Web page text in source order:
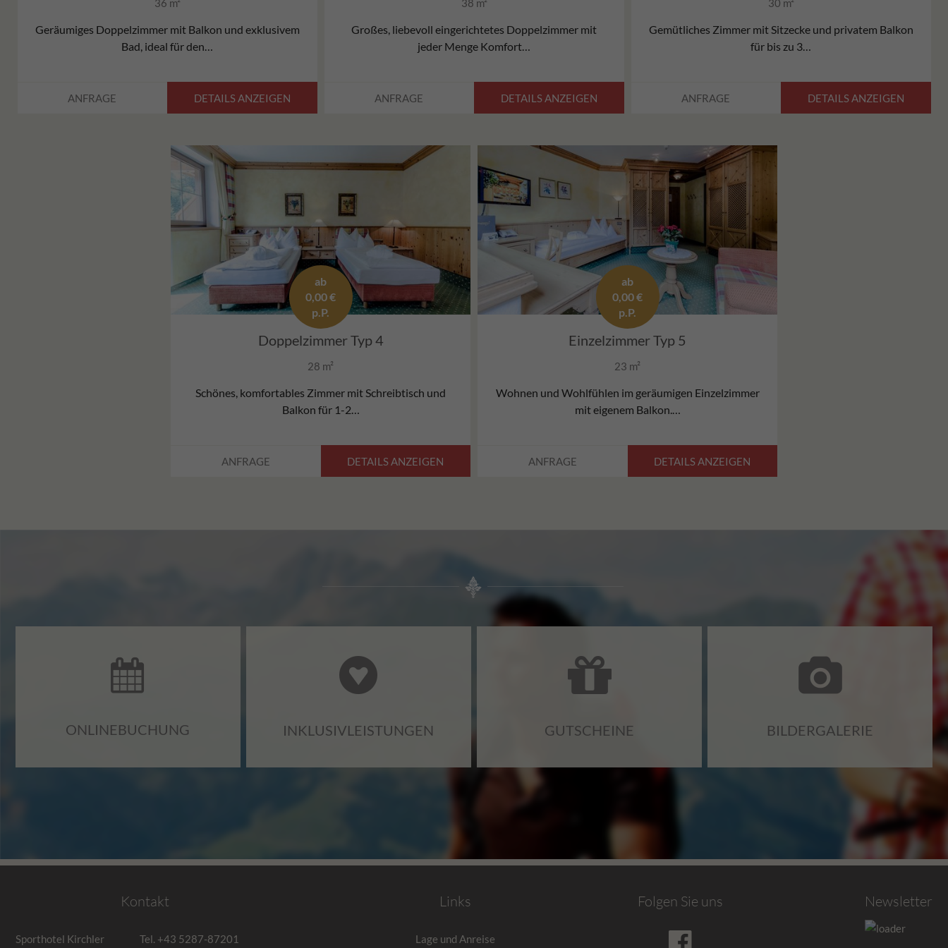
36 m²
Geräumiges Doppelzimmer mit Balkon und exklusivem
Bad, ideal für den…
ANFRAGE DETAILS ANZEIGEN
38 m²
Großes, liebevoll eingerichtetes Doppelzimmer mit
jeder Menge Komfort…
ANFRAGE DETAILS ANZEIGEN
30 m²
Gemütliches Zimmer mit Sitzecke und privatem Balkon
für bis zu 3…
ANFRAGE DETAILS ANZEIGEN
ab
0,00 €
p.P.
Doppelzimmer Typ 4
28 m²
Schönes, komfortables Zimmer mit Schreibtisch und
Balkon für 1-2…
ANFRAGE DETAILS ANZEIGEN
ab
0,00 €
p.P.
Einzelzimmer Typ 5
23 m²
Wohnen und Wohlfühlen im geräumigen Einzelzimmer
mit eigenem Balkon.…
ANFRAGE DETAILS ANZEIGEN
ONLINEBUCHUNG INKLUSIVLEISTUNGEN GUTSCHEINE BILDERGALERIE
Kontakt
Sporthotel Kirchler Tel. +43 5287-87201
Links
Lage und Anreise
Folgen Sie uns Newsletter
Datenschutzbestimmungen von Google Analytics
Gesammelte nicht personenbezogene Daten
werden verwendet, um Berichte über die Nutzung
Websites / Apps zu verbessern. Diese
Informationen werden auch an unsere Kunden /
Partner weitergegeben.